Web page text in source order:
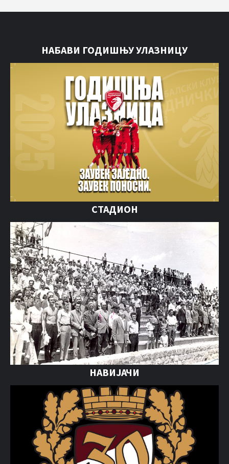
НАБАВИ ГОДИШЊУ УЛАЗНИЦУ
СТАДИОН
НАВИЈАЧИ